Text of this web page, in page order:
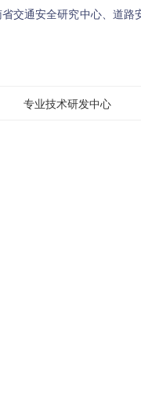
交通安全研究中心、道路
专业技术研发中心